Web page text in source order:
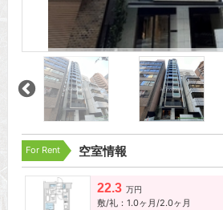
For Rent 空室情報
22.3 万円
敷/礼：1.0ヶ月/2.0ヶ月